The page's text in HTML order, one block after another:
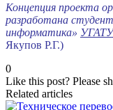
Концепция проекта
разработана
информатика» УГАТУ
Якупов Р.Г.)
0
Like this post? Please
Related articles